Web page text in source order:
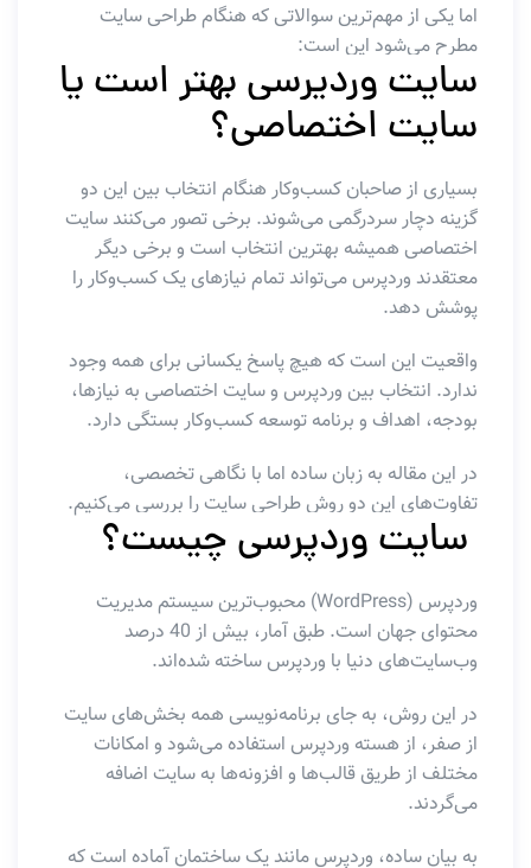
اما یکی از مهم‌ترین سوالاتی که هنگام طراحی سایت
مطرح می‌شود این است:
سایت وردپرسی بهتر است یا
سایت اختصاصی؟
بسیاری از صاحبان کسب‌وکار هنگام انتخاب بین این دو
گزینه دچار سردرگمی می‌شوند. برخی تصور می‌کنند سایت
اختصاصی همیشه بهترین انتخاب است و برخی دیگر
معتقدند وردپرس می‌تواند تمام نیازهای یک کسب‌وکار را
پوشش دهد.
واقعیت این است که هیچ پاسخ یکسانی برای همه وجود
ندارد. انتخاب بین وردپرس و سایت اختصاصی به نیازها،
بودجه، اهداف و برنامه توسعه کسب‌وکار بستگی دارد.
در این مقاله به زبان ساده اما با نگاهی تخصصی،
تفاوت‌های این دو روش طراحی سایت را بررسی می‌کنیم.
سایت وردپرسی چیست؟
وردپرس (WordPress) محبوب‌ترین سیستم مدیریت
محتوای جهان است. طبق آمار، بیش از 40 درصد
وب‌سایت‌های دنیا با وردپرس ساخته شده‌اند.
در این روش، به جای برنامه‌نویسی همه بخش‌های سایت
از صفر، از هسته وردپرس استفاده می‌شود و امکانات
مختلف از طریق قالب‌ها و افزونه‌ها به سایت اضافه
می‌گردند.
به بیان ساده، وردپرس مانند یک ساختمان آماده است که